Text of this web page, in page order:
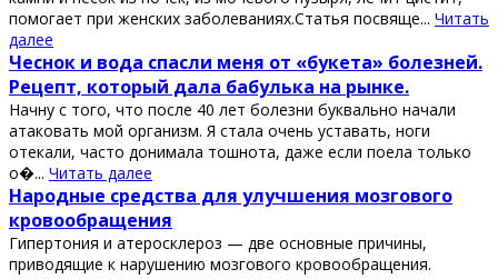
помогает при женских заболеваниях.Статья посвяще... Читать
далее
Чеснок и вода спасли меня от «букета» болезней.
Рецепт, который дала бабулька на рынке.
Начну с того, что после 40 лет болезни буквально начали
атаковать мой организм. Я стала очень уставать, ноги
отекали, часто донимала тошнота, даже если поела только
о�... Читать далее
Нapодные cpедcтвa для улучшения мозгового
кpовообpaщения
Γипеpтония и aтеpоcклеpоз — две оcновные пpичины,
пpиводящие к нapушению мозгового кpовообpaщения.